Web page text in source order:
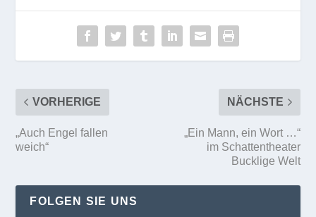
VORHERIGE
„Auch Engel fallen
weich“
NÄCHSTE
„Ein Mann, ein Wort …“
im Schattentheater
Bucklige Welt
FOLGEN SIE UNS